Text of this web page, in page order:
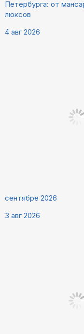
Петербурга: от
люксов
4 авг 2026
сентябре 2026
3 авг 2026